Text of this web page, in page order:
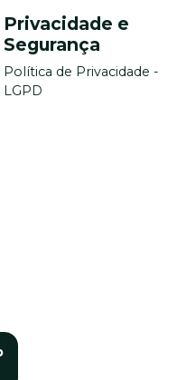
Privacidade e
Segurança
Política de Privacidade -
LGPD